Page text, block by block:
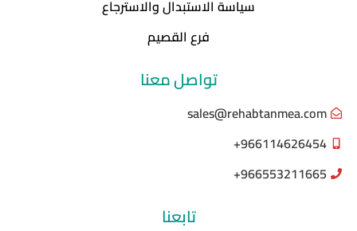
سياسة الاستبدال والاسترجاع
فرع القصيم
تواصل معنا
sales@rehabtanmea.com
966114626454+
966553211665+
تابعنا